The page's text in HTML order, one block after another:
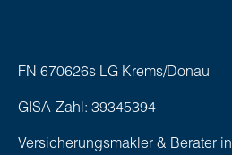
FN 670626s LG Krems/Donau
GISA-Zahl: 39345394
Versicherungsmakler & Berater in